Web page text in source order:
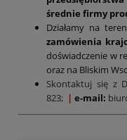
średnie firmy
Działamy na
zamówienia
doświadczenie w
oraz na Bliskim
Skontaktuj się z
823; | e-mail: